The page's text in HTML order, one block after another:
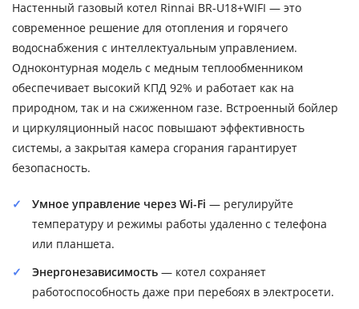
Настенный газовый котел Rinnai BR-U18+WIFI — это
современное решение для отопления и горячего
водоснабжения с интеллектуальным управлением.
Одноконтурная модель с медным теплообменником
обеспечивает высокий КПД 92% и работает как на
природном, так и на сжиженном газе. Встроенный бойлер
и циркуляционный насос повышают эффективность
системы, а закрытая камера сгорания гарантирует
безопасность.
Умное управление через Wi-Fi — регулируйте
температуру и режимы работы удаленно с телефона
или планшета.
Энергонезависимость — котел сохраняет
работоспособность даже при перебоях в электросети.